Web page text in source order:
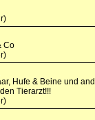
Co
Hufe & Beine und
Tierarzt!!!